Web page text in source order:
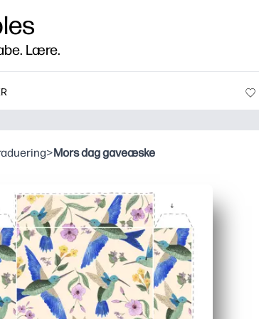
Lære.
>Mors dag gaveæske